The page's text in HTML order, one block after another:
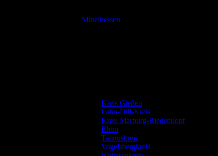
Mittelhessen
Kreis Gießen
Lahn-Dill-Kreis
Kreis Marburg-Biedenkopf
Rhön
Taunuskreis
Vogelsbergkreis